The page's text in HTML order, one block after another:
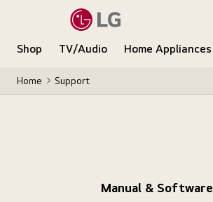
Shop TV/Audio Home Appliances
Home Support
Manual & Software